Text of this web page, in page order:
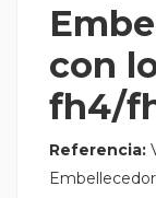
con
fh4/
Referencia: